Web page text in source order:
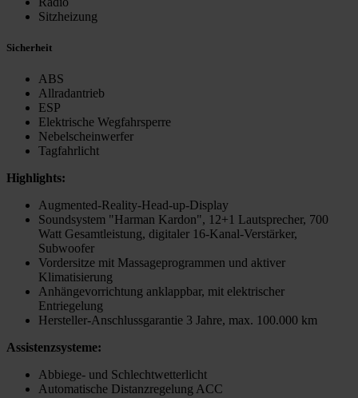
Sitzheizung
Sicherheit
ABS
Allradantrieb
ESP
Elektrische Wegfahrsperre
Nebelscheinwerfer
Tagfahrlicht
Highlights:
Augmented-Reality-Head-up-Display
Soundsystem "Harman Kardon", 12+1 Lautsprecher, 700
Watt Gesamtleistung, digitaler 16-Kanal-Verstärker,
Subwoofer
Vordersitze mit Massageprogrammen und aktiver
Klimatisierung
Anhängevorrichtung anklappbar, mit elektrischer
Entriegelung
Hersteller-Anschlussgarantie 3 Jahre, max. 100.000 km
Assistenzsysteme:
Abbiege- und Schlechtwetterlicht
Automatische Distanzregelung ACC